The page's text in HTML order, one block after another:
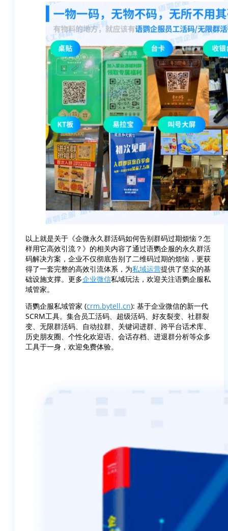
以上就是关于《企微永久群活码如何告别群码过期烦恼？怎
样用它高效引流？》的相关内容了通过语鹦企服的永久群活
码解决方案，企业不仅彻底告别了二维码过期的烦恼，更获
得了一套完整的高效引流体系，为私域运营提供了坚实的基
础设施支撑。更多企业微信私域玩法，欢迎关注语鹦企服私
域管家。
语鹦企服私域管家 (crm.bytell.cn): 基于企业微信的新一代
SCRM工具。集合员工活码、超级活码、好友裂变、社群裂
变、无限群活码、自动拉群、关键词进群、跨平台话术库、
历史朋友圈、个性化欢迎语、会话存档、进退群分析等众多
工具于一身，欢迎免费体验。